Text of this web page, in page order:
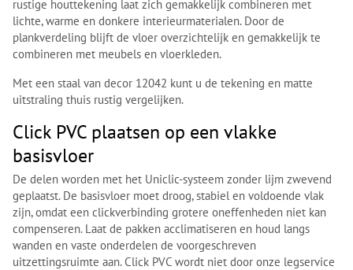
rustige houttekening laat zich gemakkelijk combineren met
lichte, warme en donkere interieurmaterialen. Door de
plankverdeling blijft de vloer overzichtelijk en gemakkelijk te
combineren met meubels en vloerkleden.
Met een staal van decor 12042 kunt u de tekening en matte
uitstraling thuis rustig vergelijken.
Click PVC plaatsen op een vlakke
basisvloer
De delen worden met het Uniclic-systeem zonder lijm zwevend
geplaatst. De basisvloer moet droog, stabiel en voldoende vlak
zijn, omdat een clickverbinding grotere oneffenheden niet kan
compenseren. Laat de pakken acclimatiseren en houd langs
wanden en vaste onderdelen de voorgeschreven
uitzettingsruimte aan. Click PVC wordt niet door onze legservice